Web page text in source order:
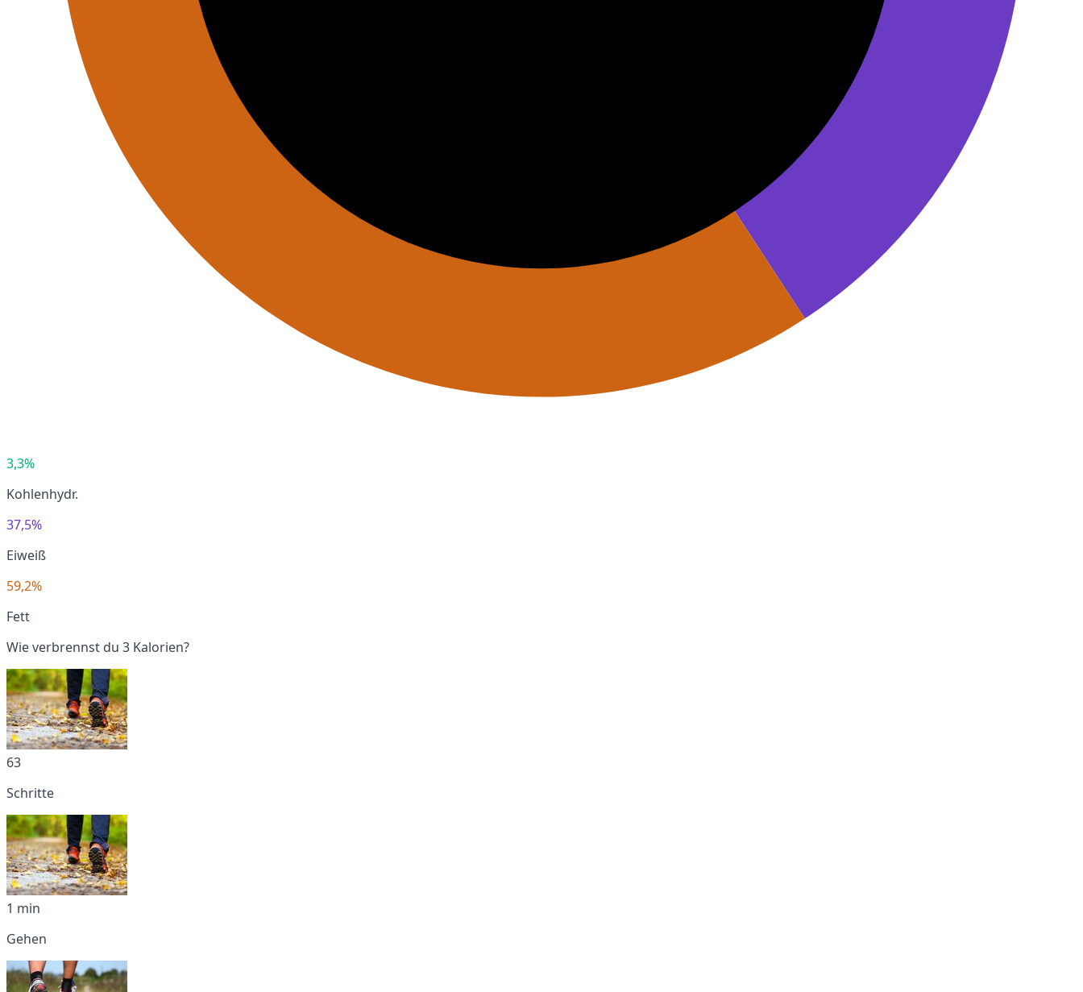
3,3%
Kohlenhydr.
37,5%
Eiweiß
59,2%
Fett
Wie verbrennst du 3 Kalorien?
63
Schritte
1 min
Gehen